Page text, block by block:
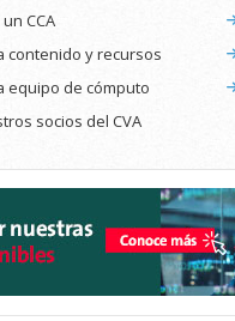
CCA
contenido y recursos
equipo de cómputo
socios del CVA